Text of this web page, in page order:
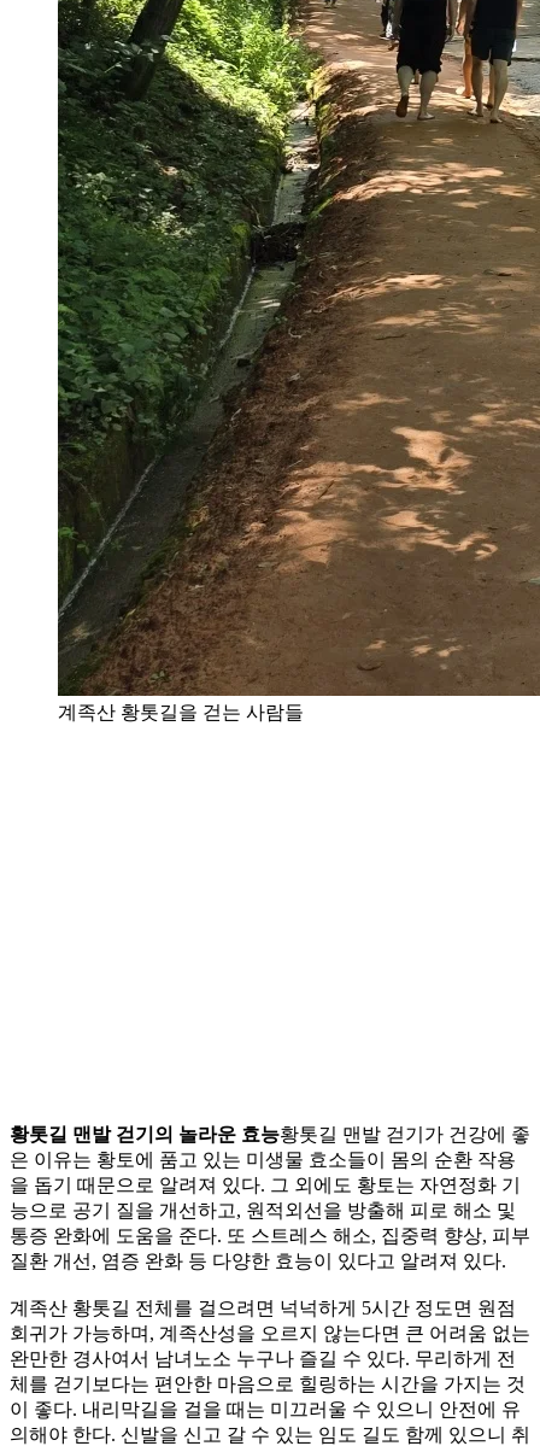
계족산 황톳길을 걷는 사람들
황톳길 맨발 걷기의 놀라운 효능황톳길 맨발 걷기가 건강에 좋
은 이유는 황토에 품고 있는 미생물 효소들이 몸의 순환 작용
을 돕기 때문으로 알려져 있다. 그 외에도 황토는 자연정화 기
능으로 공기 질을 개선하고, 원적외선을 방출해 피로 해소 및
통증 완화에 도움을 준다. 또 스트레스 해소, 집중력 향상, 피부
질환 개선, 염증 완화 등 다양한 효능이 있다고 알려져 있다.
계족산 황톳길 전체를 걸으려면 넉넉하게 5시간 정도면 원점
회귀가 가능하며, 계족산성을 오르지 않는다면 큰 어려움 없는
완만한 경사여서 남녀노소 누구나 즐길 수 있다. 무리하게 전
체를 걷기보다는 편안한 마음으로 힐링하는 시간을 가지는 것
이 좋다. 내리막길을 걸을 때는 미끄러울 수 있으니 안전에 유
의해야 한다. 신발을 신고 갈 수 있는 임도 길도 함께 있으니 취